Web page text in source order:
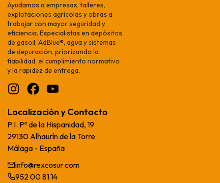
Ayudamos a empresas, talleres,
explotaciones agrícolas y obras a
trabajar con mayor seguridad y
eficiencia. Especialistas en depósitos
de gasoil, AdBlue®, agua y sistemas
de depuración, priorizando la
fiabilidad, el cumplimiento normativo
y la rapidez de entrega.
Localización y Contacto
P.I. Pº de la Hispanidad, 19
29130 Alhaurín de la Torre
Málaga - España
info@rexcosur.com
952 00 81 14